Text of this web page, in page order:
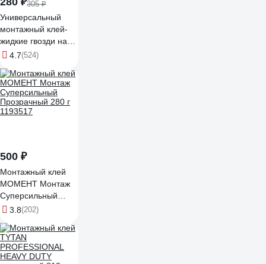
305 ₽
Универсальный
монтажный клей-
жидкие гвозди на
акриловой основе
301
4.7(524)
500 ₽
Монтажный клей
МОМЕНТ Монтаж
Суперсильный
Прозрачный 280 г
3.8(202)